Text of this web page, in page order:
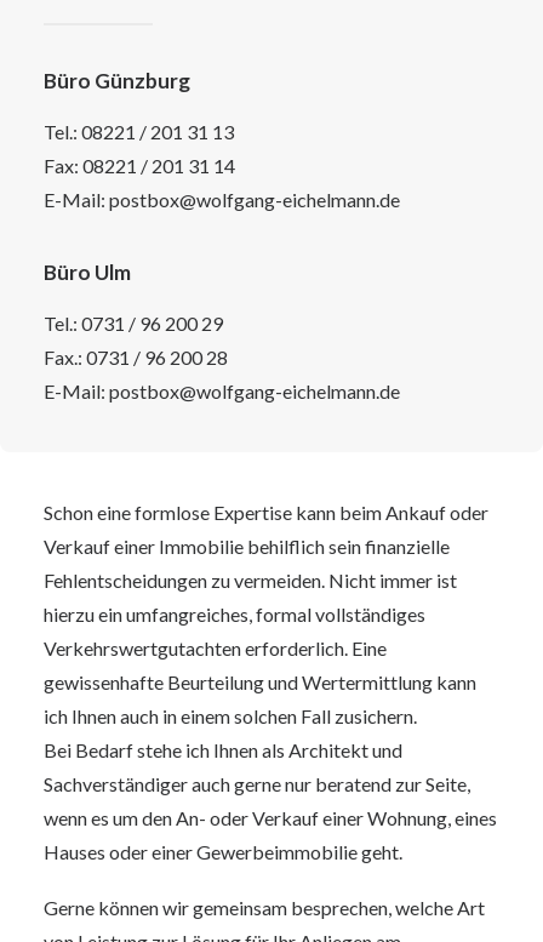
Büro Günzburg
Tel.: 08221 / 201 31 13
Fax: 08221 / 201 31 14
E-Mail: postbox@wolfgang-eichelmann.de
Büro Ulm
Tel.: 0731 / 96 200 29
Fax.: 0731 / 96 200 28
E-Mail: postbox@wolfgang-eichelmann.de
Schon eine formlose Expertise kann beim Ankauf oder
Verkauf einer Immobilie behilflich sein finanzielle
Fehlentscheidungen zu vermeiden. Nicht immer ist
hierzu ein umfangreiches, formal vollständiges
Verkehrswertgutachten erforderlich. Eine
gewissenhafte Beurteilung und Wertermittlung kann
ich Ihnen auch in einem solchen Fall zusichern.
Bei Bedarf stehe ich Ihnen als Architekt und
Sachverständiger auch gerne nur beratend zur Seite,
wenn es um den An- oder Verkauf einer Wohnung, eines
Hauses oder einer Gewerbeimmobilie geht.
Gerne können wir gemeinsam besprechen, welche Art